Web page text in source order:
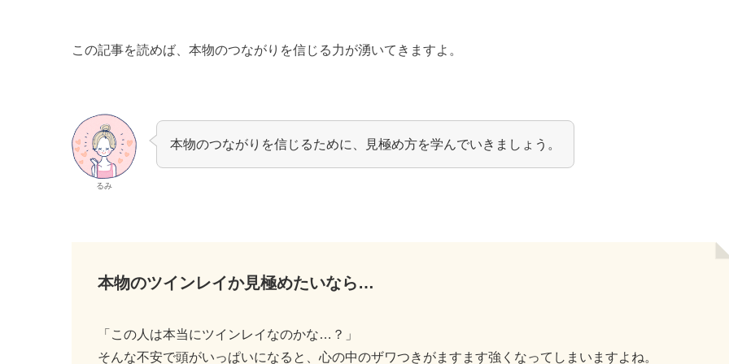
この記事を読めば、本物のつながりを信じる力が湧いてきますよ。
るみ
本物のつながりを信じるために、見極め方を学んでいきましょう。
本物のツインレイか見極めたいなら…
「この人は本当にツインレイなのかな…？」
そんな不安で頭がいっぱいになると、心の中のザワつきがますます強くなってしまいますよね。